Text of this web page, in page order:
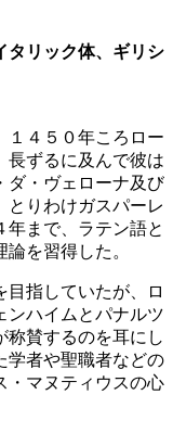
リック体、 ギリシ
１４５０年ころロー
長ずるに及んで彼は
ダ・ヴェローナ及び
とりわけガスパーレ
年まで、ラテン語と
を習得した。
目指していたが、ロ
ンハイムとパナルツ
称賛するのを耳にし
学者や聖職者などの
・マヌティウスの心